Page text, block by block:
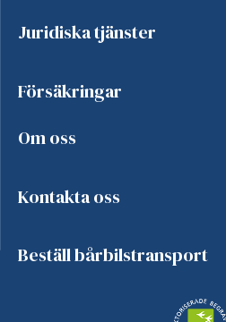
Juridiska tjänster
Försäkringar
Om oss
Kontakta oss
Beställ bårbilstransport